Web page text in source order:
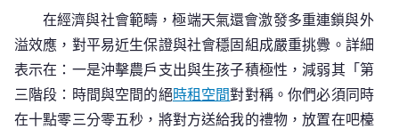
在經濟與社會範疇，極端天氣還會激發多重連鎖與外
溢效應，對平易近生保證與社會穩固組成嚴重挑釁。詳細
表示在：一是沖擊農戶支出與生孩子積極性，減弱其「第
三階段：時間與空間的絕時租空間對對稱。你們必須同時
在十點零三分零五秒，將對方送給我的禮物，放置在吧檯